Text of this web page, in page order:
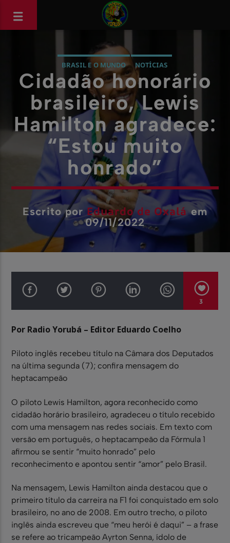
BRASIL E O MUNDO NOTÍCIAS
Cidadão honorário
brasileiro, Lewis
Hamilton agradece:
“Estou muito
honrado”
Escrito por Eduardo de Oxaláem
09/11/2022
3
Por Radio Yorubá – Editor Eduardo Coelho
Piloto inglês recebeu título na Câmara dos Deputados
na última segunda (7); confira mensagem do
heptacampeão
O piloto Lewis Hamilton, agora reconhecido como
cidadão horário brasileiro, agradeceu o título recebido
com uma mensagem nas redes sociais. Em texto com
versão em português, o heptacampeão da Fórmula 1
afirmou se sentir “muito honrado” pelo
reconhecimento e apontou sentir “amor” pelo Brasil.
Na mensagem, Lewis Hamilton ainda destacou que o
primeiro título da carreira na F1 foi conquistado em solo
brasileiro, no ano de 2008. Em outro trecho, o piloto
inglês ainda escreveu que “meu herói é daqui” – a frase
se refere ao tricampeão Ayrton Senna, ídolo de